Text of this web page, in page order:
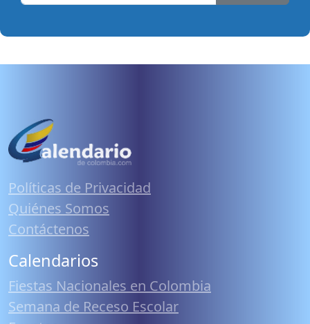
Políticas de Privacidad
Quiénes Somos
Contáctenos
Calendarios
Fiestas Nacionales en Colombia
Semana de Receso Escolar